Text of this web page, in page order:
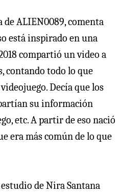
ALIEN0089, comenta
está inspirado en una
compartió un video a
contando todo lo que
Decía que los
su información
etc. A partir de eso nació
era más común de lo que
de Nira Santana